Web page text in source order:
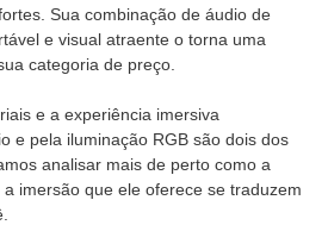
Sua combinação de áudio de
e visual atraente o torna uma
categoria de preço.
e a experiência imersiva
e pela iluminação RGB são dois dos
analisar mais de perto como a
imersão que ele oferece se traduzem